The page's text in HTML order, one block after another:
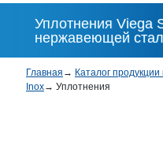
Уплотнения Viega
нержавеющей
Главная → Каталог
Inox→ Уплотнения